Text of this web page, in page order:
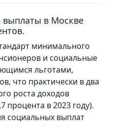
выплаты в Москве
минимального
и социальные
льготами,
что практически в два
роста доходов
процента в 2023 году).
социальных выплат